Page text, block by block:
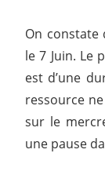
On constate
le 7 Juin. Le
est d’une
ressource
sur le
une pause